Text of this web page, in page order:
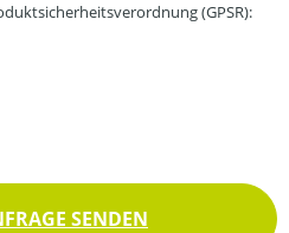
(GPSR):
SENDEN